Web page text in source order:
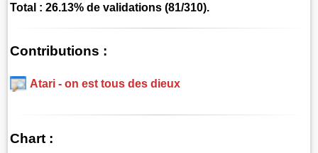
Total : 26.13% de validations (81/310).
Contributions :
Atari - on est tous des dieux
Chart :